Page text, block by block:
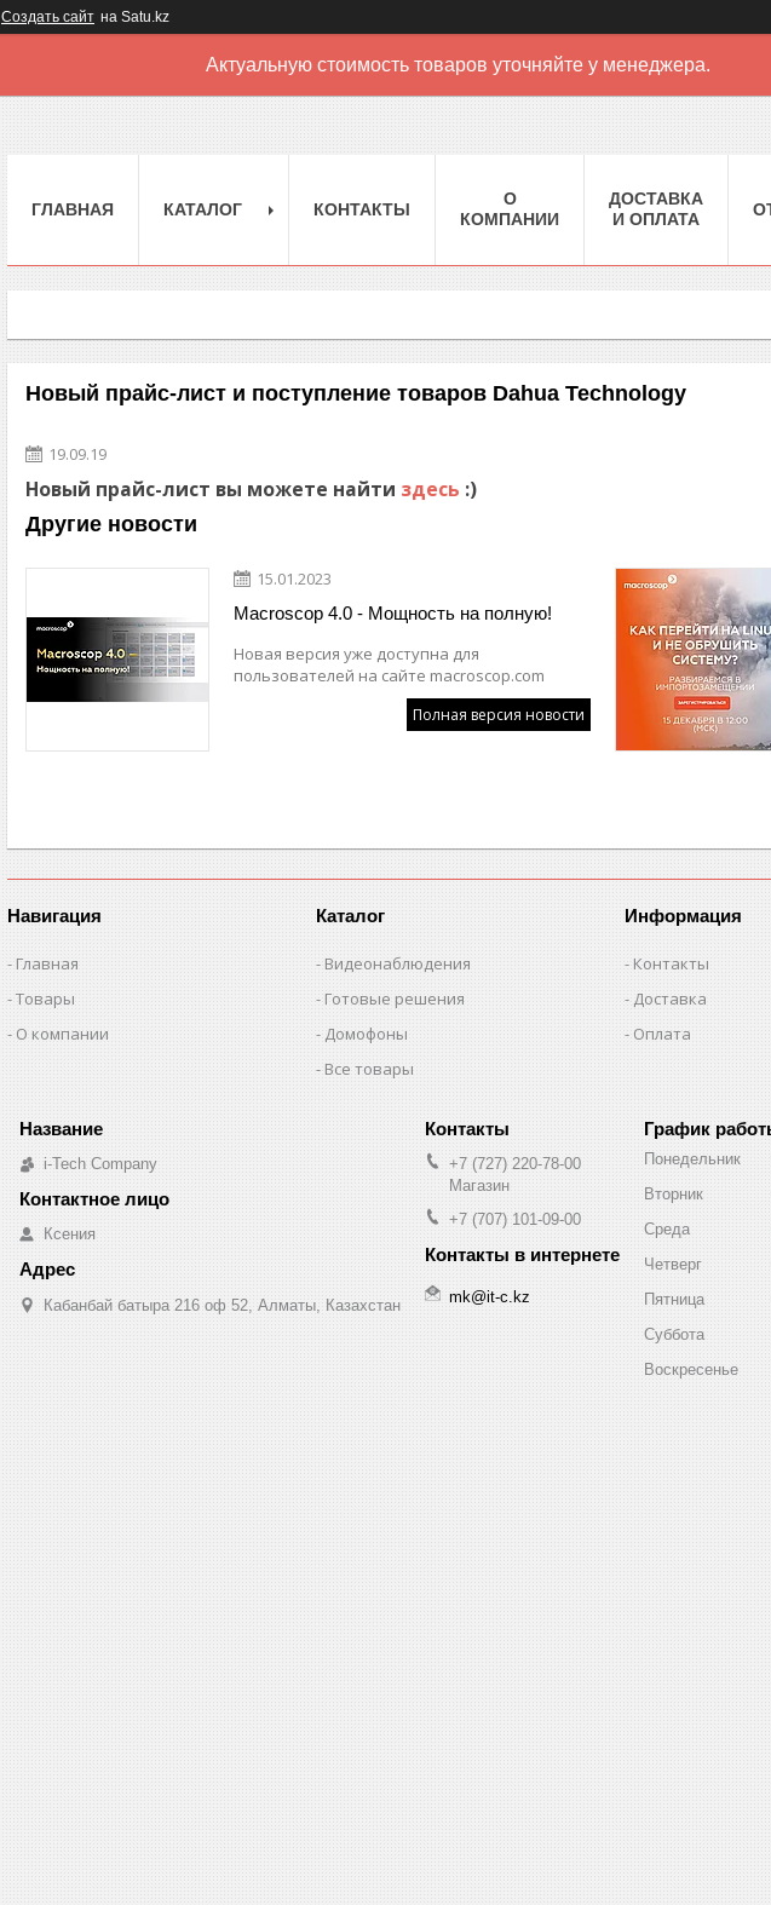
Создать сайт на Satu.kz
Актуальную стоимость товаров уточняйте у менеджера.
ГЛАВНАЯ КАТАЛОГ КОНТАКТЫ
О
КОМПАНИИ
ДОСТАВКА
И ОПЛАТА
Новый прайс-лист и поступление товаров Dahua Technology
19.09.19
Новый прайс-лист вы можете найти здесь :)
Другие новости
15.01.2023
Macroscop 4.0 - Мощность на полную!
Новая версия уже доступна для
пользователей на сайте macroscop.com
Полная версия новости
Навигация
Главная
Товары
О компании
Каталог
Видеонаблюдения
Готовые решения
Домофоны
Все товары
Информация
Контакты
Доставка
Оплата
i-Tech Company
Ксения
Кабанбай батыра 216 оф 52, Алматы, Казахстан
+7 (727) 220-78-00
Магазин
+7 (707) 101-09-00
mk@it-c.kz
График
Понедельник
Вторник
Среда
Четверг
Пятница
Суббота
Воскресенье